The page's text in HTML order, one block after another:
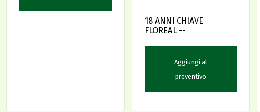
18 ANNI CHIAVE
FLOREAL --
Aggiungi al
preventivo